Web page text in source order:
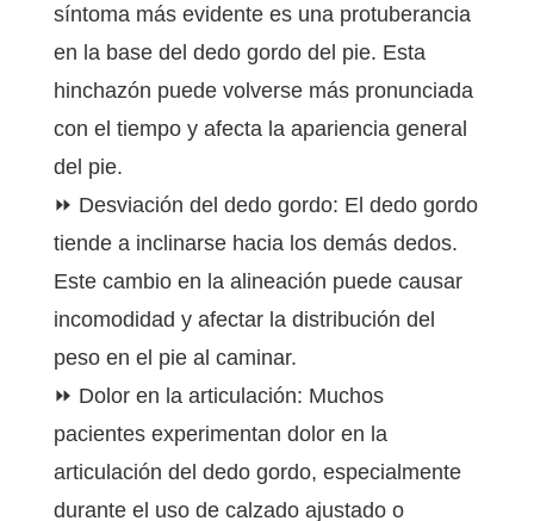
síntoma más evidente es una protuberancia
en la base del dedo gordo del pie. Esta
hinchazón puede volverse más pronunciada
con el tiempo y afecta la apariencia general
del pie.
⏩ Desviación del dedo gordo: El dedo gordo
tiende a inclinarse hacia los demás dedos.
Este cambio en la alineación puede causar
incomodidad y afectar la distribución del
peso en el pie al caminar.
⏩ Dolor en la articulación: Muchos
pacientes experimentan dolor en la
articulación del dedo gordo, especialmente
durante el uso de calzado ajustado o